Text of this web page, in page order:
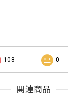
108 0
関連商品